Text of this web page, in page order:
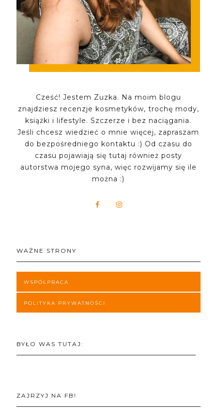
Cześć! Jestem Zuzka. Na moim blogu
znajdziesz recenzje kosmetyków, trochę mody,
książki i lifestyle. Szczerze i bez naciągania.
Jeśli chcesz wiedzieć o mnie więcej, zapraszam
do bezpośredniego kontaktu :) Od czasu do
czasu pojawiają się tutaj również posty
autorstwa mojego syna, więc rozwijamy się ile
można :)
WAŻNE STRONY
WSPÓŁPRACA
POLITYKA PRYWATNOŚCI
BYŁO WAS TUTAJ:
ZAJRZYJ NA FB!